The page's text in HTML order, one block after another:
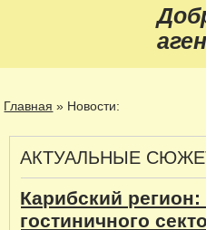
Главная » Новости:
АКТУАЛЬНЫЕ
Карибский
гостиничного